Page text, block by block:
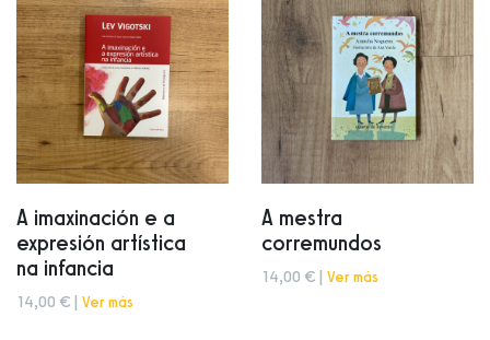
A imaxinación e a
expresión artística
na infancia
14,00 € | Ver más
A mestra
corremundos
14,00 € | Ver más